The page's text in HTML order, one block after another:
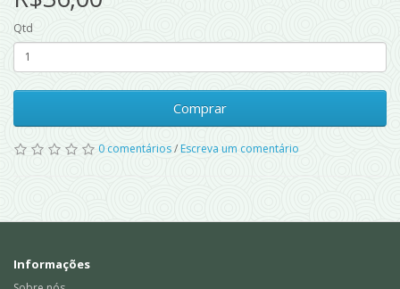
Qtd
Comprar
0 comentários/Escreva um comentário
Informações